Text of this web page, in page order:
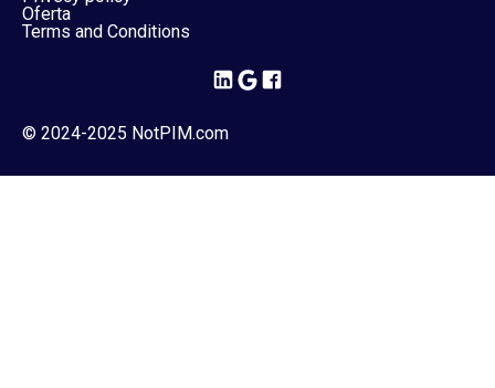
Oferta
Terms and Conditions
© 2024-2025 NotPIM.com